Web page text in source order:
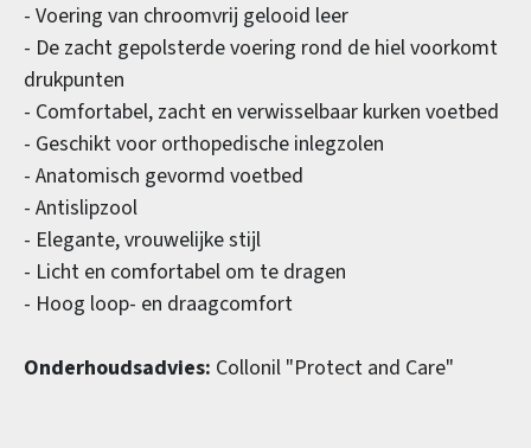
- Voering van chroomvrij gelooid leer
- De zacht gepolsterde voering rond de hiel voorkomt
drukpunten
- Comfortabel, zacht en verwisselbaar kurken voetbed
- Geschikt voor orthopedische inlegzolen
- Anatomisch gevormd voetbed
- Antislipzool
- Elegante, vrouwelijke stijl
- Licht en comfortabel om te dragen
- Hoog loop- en draagcomfort
Onderhoudsadvies: Collonil "Protect and Care"